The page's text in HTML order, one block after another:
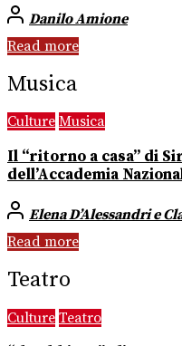
Danilo Amione
Read more
Musica
Culture Musica
Il “ritorno a casa” di
dell’Accademia
Elena D’Alessandri e
Read more
Teatro
Culture Teatro